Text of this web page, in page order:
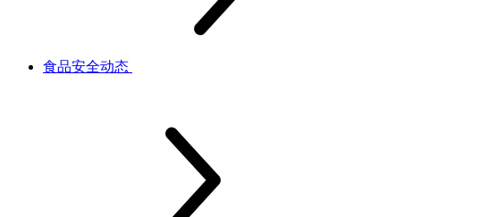
食品安全动态